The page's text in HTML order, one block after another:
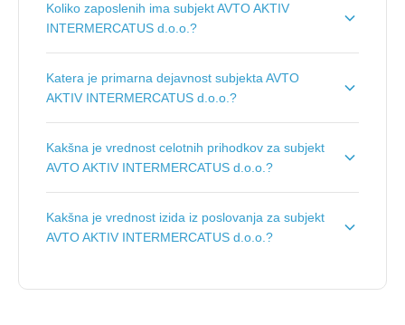
Koliko zaposlenih ima subjekt AVTO AKTIV
INTERMERCATUS d.o.o.?
Katera je primarna dejavnost subjekta AVTO
AKTIV INTERMERCATUS d.o.o.?
INTERMERCATUS d.o.o. je Trgovina na drobno z
motornimi vozili.
Kakšna je vrednost celotnih prihodkov za subjekt
AVTO AKTIV INTERMERCATUS d.o.o.?
INTERMERCATUS d.o.o. je7.173.976 €.
Kakšna je vrednost izida iz poslovanja za subjekt
AVTO AKTIV INTERMERCATUS d.o.o.?
INTERMERCATUS d.o.o. je-159.740 €.